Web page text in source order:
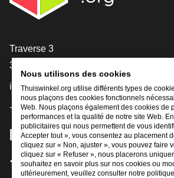
[_General:Contact]
Traverse 3
3905 NL Veenendaal
info@thuiswinkel.org
+31 (0)318 64 85 75
[_General:SocialMediaTitle]
Facebook
X LinkedIn
Instagram
YouTube
Nous utilisons des cookies
Thuiswinkel.org utilise différents types de
nous plaçons des cookies fonctionnels
Web. Nous plaçons également des cookies de
performances et la qualité de notre site Web.
publicitaires qui nous permettent de vous
Accepter tout », vous consentez au placement
cliquez sur « Non, ajuster », vous pouvez faire
cliquez sur « Refuser », nous placerons
souhaitez en savoir plus sur nos cookies ou
ultérieurement, veuillez consulter notre